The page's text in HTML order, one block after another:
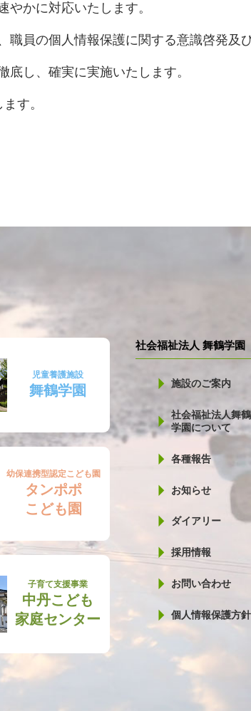
かに対応いたします。
員の個人情報保護に関する意識啓発及
し、確実に実施いたします。
す。
社会福祉法人 舞鶴学園
施設のご案内
社会福祉法人舞鶴
学園について
各種報告
お知らせ
ダイアリー
採用情報
お問い合わせ
個人情報保護方針
児童養護施設
舞鶴学園
幼保連携型認定こども園
タンポポ
こども園
子育て支援事業
中丹こども
家庭センター